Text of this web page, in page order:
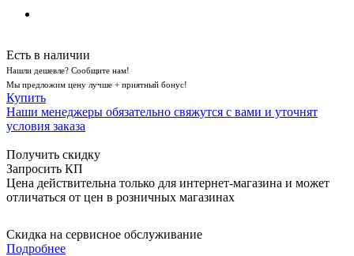
Есть в наличии
Нашли дешевле? Сообщите нам!
Мы предложим цену лучше + приятный бонус!
Купить
Наши менеджеры обязательно свяжутся с вами и уточнят
условия заказа
Получить скидку
Запросить КП
Цена действительна только для интернет-магазина и может
отличаться от цен в розничных магазинах
Скидка на сервисное обслуживание
Подробнее